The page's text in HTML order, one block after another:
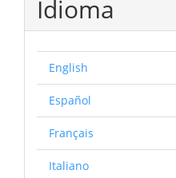
Idioma
English
Español
Français
Italiano